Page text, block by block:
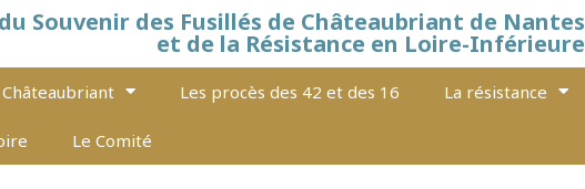
Souvenir des Fusillés de Châteaubriant de Nantes
et de la Résistance en Loire-Inférieure
Châteaubriant Les procès des 42 et des 16 La résistance
Le Comité